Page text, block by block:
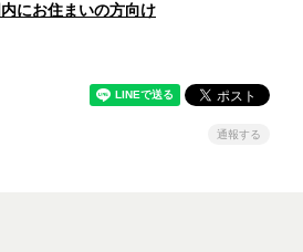
内にお住まいの方向け
通報する